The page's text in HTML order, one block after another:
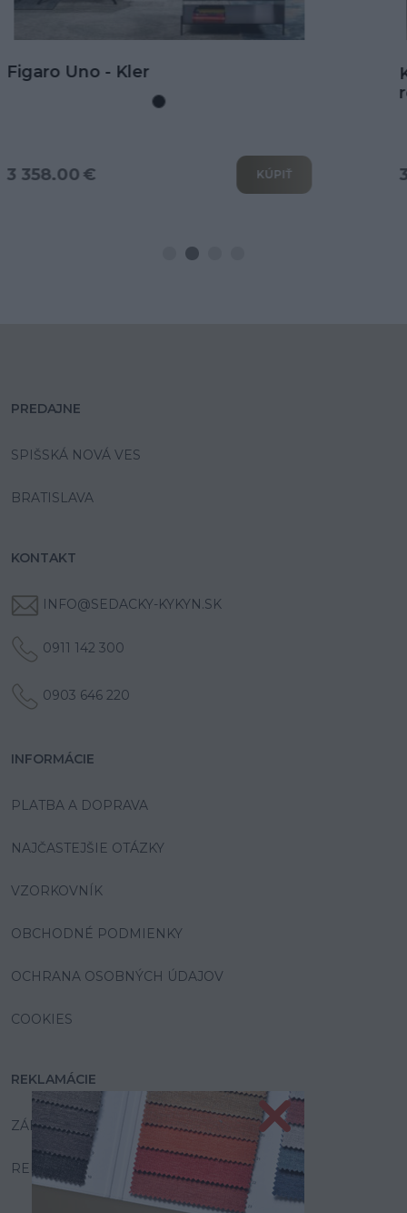
Kožená rohová sedačka Goya s
rozkladom na spanie
3 802.00 €
PREDAJNE
SPIŠSKÁ NOVÁ VES
BRATISLAVA
KONTAKT
INFO@SEDACKY-KYKYN.SK
0911 142 300
0903 646 220
INFORMÁCIE
PLATBA A DOPRAVA
NAJČASTEJŠIE OTÁZKY
VZORKOVNÍK
OBCHODNÉ PODMIENKY
OCHRANA OSOBNÝCH ÚDAJOV
COOKIES
REKLAMÁCIE
ZÁRUKA A SERVIS
REKLAMAČNÝ PORIADOK